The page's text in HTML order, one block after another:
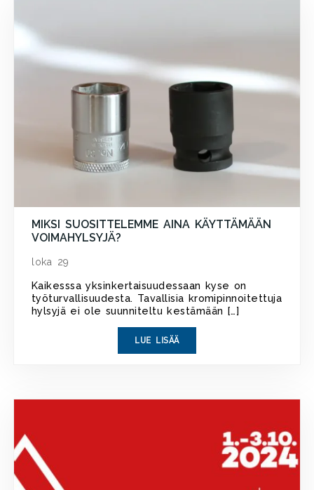
MIKSI SUOSITTELEMME AINA KÄYTTÄMÄÄN
VOIMAHYLSYJÄ?
loka 29
Kaikesssa yksinkertaisuudessaan kyse on
työturvallisuudesta. Tavallisia kromipinnoitettuja
hylsyjä ei ole suunniteltu kestämään […]
LUE LISÄÄ